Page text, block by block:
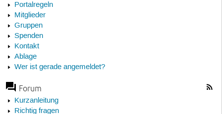
Portalregeln
Mitglieder
Gruppen
Spenden
Kontakt
Ablage
Wer ist gerade angemeldet?
Forum
Kurzanleitung
Richtig fragen